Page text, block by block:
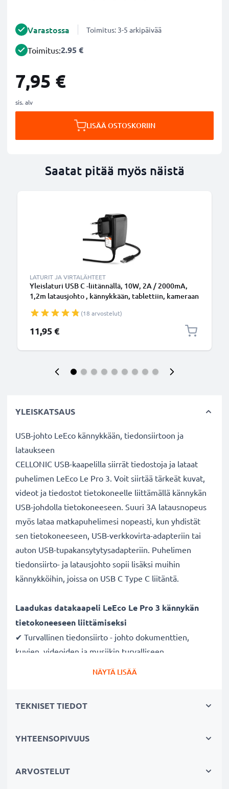
Varastossa Toimitus: 3-5 arkipäivää
Toimitus:2.95 €
7,95 €
sis. alv
LISÄÄ OSTOSKORIIN
Saatat pitää myös näistä
LATURIT JA VIRTALÄHTEET
Yleislaturi USB C -liitännällä, 10W, 2A / 2000mA,
1,2m latausjohto , kännykkään, tablettiin, kameraan
(18 arvostelut)
11,95 €
YLEISKATSAUS
USB-johto LeEco kännykkään, tiedonsiirtoon ja
lataukseen
CELLONIC USB-kaapelilla siirrät tiedostoja ja lataat
puhelimen LeEco Le Pro 3. Voit siirtää tärkeät kuvat,
videot ja tiedostot tietokoneelle liittämällä kännykän
USB-johdolla tietokoneeseen. Suuri 3A latausnopeus
myös lataa matkapuhelimesi nopeasti, kun yhdistät
sen tietokoneeseen, USB-verkkovirta-adapteriin tai
auton USB-tupakansytytysadapteriin. Puhelimen
tiedonsiirto- ja latausjohto sopii lisäksi muihin
kännykköihin, joissa on USB C Type C liitäntä.
Laadukas datakaapeli LeEco Le Pro 3 kännykän
tietokoneeseen liittämiseksi
✔ Turvallinen tiedonsiirto - johto dokumenttien,
kuvien, videoiden ja musiikin turvalliseen
✔ Nopea tiedonsiirto - tiedonsiirtokaapeli uusimmalla
✔ Yhteensopiva myös aiempien USB-versioiden
NÄYTÄ LISÄÄ
TEKNISET TIEDOT
YHTEENSOPIVUUS
ARVOSTELUT